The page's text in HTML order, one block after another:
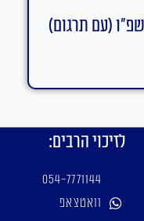
(עם תרגום)
לזיכוי הרבים:
054-7771144
וואטצאפ